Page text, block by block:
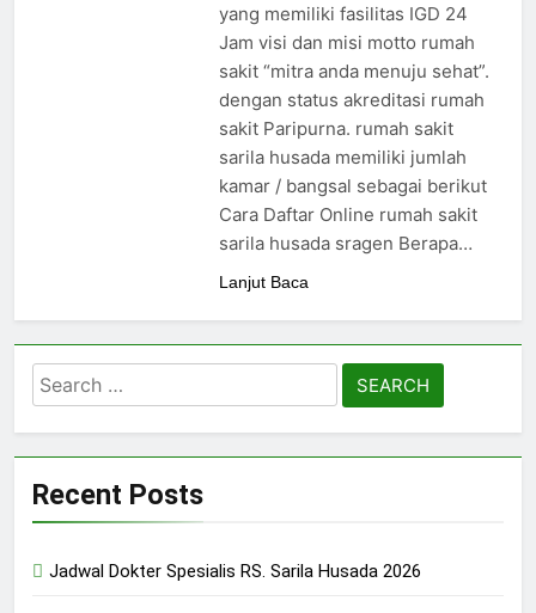
yang memiliki fasilitas IGD 24
Jam visi dan misi motto rumah
sakit “mitra anda menuju sehat”.
dengan status akreditasi rumah
sakit Paripurna. rumah sakit
sarila husada memiliki jumlah
kamar / bangsal sebagai berikut
Cara Daftar Online rumah sakit
sarila husada sragen Berapa…
Lanjut Baca
Search
for:
Recent Posts
Jadwal Dokter Spesialis RS. Sarila Husada 2026